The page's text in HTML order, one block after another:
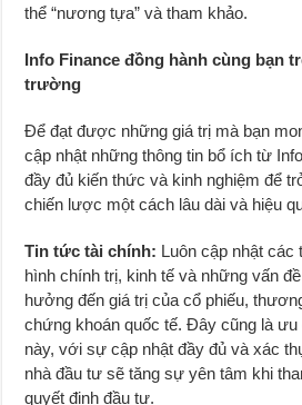
thể “nương tựa” và tham khảo.
Info Finance đồng hành cùng bạn
trường
Để đạt được những giá trị mà bạn
cập nhật những thông tin bổ ích từ
đầy đủ kiến thức và kinh nghiệm để
chiến lược một cách lâu dài và hiệu
Tin tức tài chính: Luôn cập nhật các
hình chính trị, kinh tế và những vấn
hưởng đến giá trị của cổ phiếu,
chứng khoán quốc tế. Đây cũng là ưu
này, với sự cập nhật đầy đủ và xác
nhà đầu tư sẽ tăng sự yên tâm khi
quyết định đầu tư.